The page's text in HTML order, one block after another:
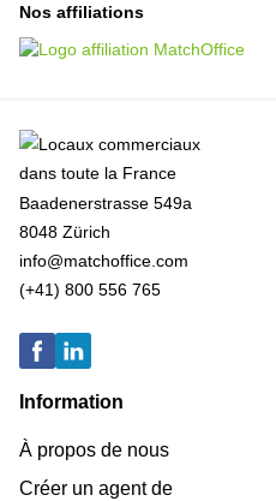
Nos affiliations
Baadenerstrasse 549a
8048 Zürich
info@matchoffice.com
(+41) 800 556 765
Information
À propos de nous
Créer un agent de